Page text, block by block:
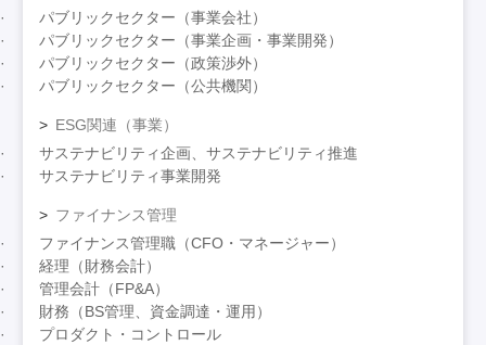
パブリックセクター（事業会社）
パブリックセクター（事業企画・事業開発）
パブリックセクター（政策渉外）
パブリックセクター（公共機関）
ESG関連（事業）
サステナビリティ企画、サステナビリティ推進
サステナビリティ事業開発
ファイナンス管理
ファイナンス管理職（CFO・マネージャー）
経理（財務会計）
管理会計（FP&A）
財務（BS管理、資金調達・運用）
プロダクト・コントロール